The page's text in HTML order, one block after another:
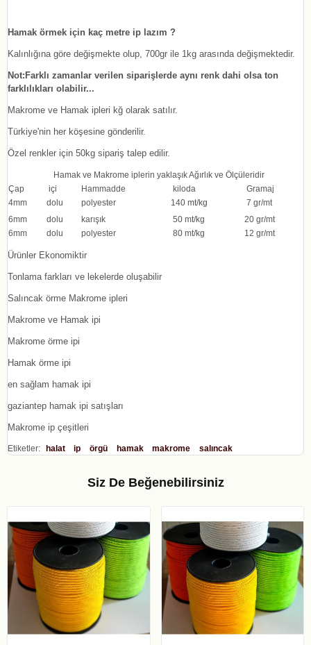
Hamak örmek için kaç metre ip lazım ?
Kalınlığına göre değişmekte olup, 700gr ile 1kg arasında değişmektedir.
Not:Farklı zamanlar verilen siparişlerde aynı renk dahi olsa ton
farklılıkları olabilir...
Makrome ve Hamak ipleri kğ olarak satılır.
Türkiye'nin her köşesine gönderilir.
Özel renkler için 50kg sipariş talep edilir.
Hamak ve Makrome iplerin yaklaşık Ağırlık ve Ölçüleridir
Çap
içi Hammadde kiloda
Gramaj
4mm
dolu polyester 140 mt/kg
7 gr/mt
6mm
dolu karışık 50 mt/kg
20 gr/mt
6mm
dolu polyester 80 mt/kg 12 gr/mt
Ürünler Ekonomiktir
Tonlama farkları ve lekelerde oluşabilir
Salıncak örme Makrome ipleri
Makrome ve Hamak ipi
Makrome örme ipi
Hamak örme ipi
en sağlam hamak ipi
gaziantep hamak ipi satışları
Makrome ip çeşitleri
Etiketler: halat ip örgü hamak makrome salıncak
Siz De Beğenebilirsiniz